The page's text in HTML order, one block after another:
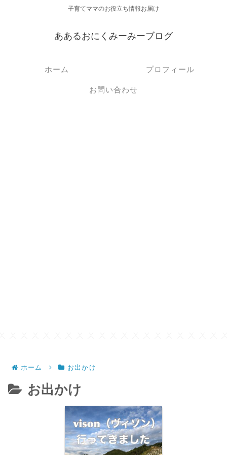
子育てママのお役立ち情報お届け
ああるおにくみーみーブログ
ホーム プロフィール
お問い合わせ
ホーム お出かけ
お出かけ